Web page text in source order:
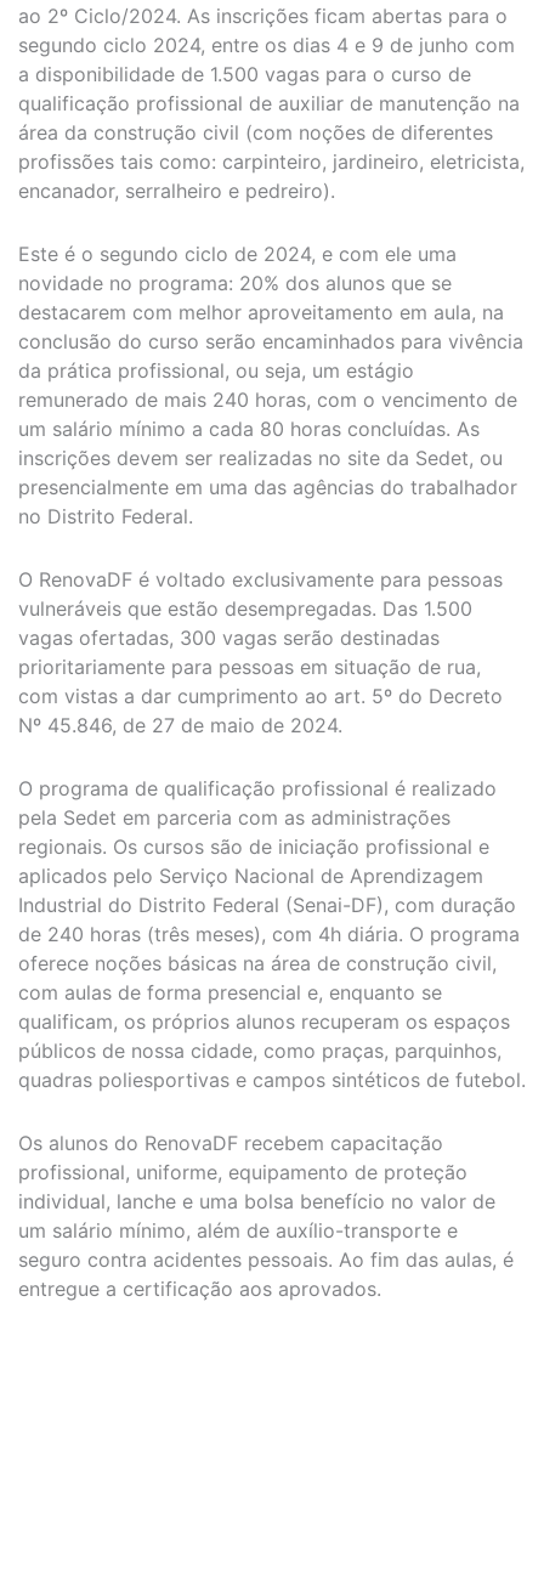
ao 2º Ciclo/2024. As inscrições ficam abertas para o
segundo ciclo 2024, entre os dias 4 e 9 de junho com
a disponibilidade de 1.500 vagas para o curso de
qualificação profissional de auxiliar de manutenção na
área da construção civil (com noções de diferentes
profissões tais como: carpinteiro, jardineiro, eletricista,
encanador, serralheiro e pedreiro).
Este é o segundo ciclo de 2024, e com ele uma
novidade no programa: 20% dos alunos que se
destacarem com melhor aproveitamento em aula, na
conclusão do curso serão encaminhados para vivência
da prática profissional, ou seja, um estágio
remunerado de mais 240 horas, com o vencimento de
um salário mínimo a cada 80 horas concluídas. As
inscrições devem ser realizadas no site da Sedet, ou
presencialmente em uma das agências do trabalhador
no Distrito Federal.
O RenovaDF é voltado exclusivamente para pessoas
vulneráveis que estão desempregadas. Das 1.500
vagas ofertadas, 300 vagas serão destinadas
prioritariamente para pessoas em situação de rua,
com vistas a dar cumprimento ao art. 5º do Decreto
Nº 45.846, de 27 de maio de 2024.
O programa de qualificação profissional é realizado
pela Sedet em parceria com as administrações
regionais. Os cursos são de iniciação profissional e
aplicados pelo Serviço Nacional de Aprendizagem
Industrial do Distrito Federal (Senai-DF), com duração
de 240 horas (três meses), com 4h diária. O programa
oferece noções básicas na área de construção civil,
com aulas de forma presencial e, enquanto se
qualificam, os próprios alunos recuperam os espaços
públicos de nossa cidade, como praças, parquinhos,
quadras poliesportivas e campos sintéticos de futebol.
Os alunos do RenovaDF recebem capacitação
profissional, uniforme, equipamento de proteção
individual, lanche e uma bolsa benefício no valor de
um salário mínimo, além de auxílio-transporte e
seguro contra acidentes pessoais. Ao fim das aulas, é
entregue a certificação aos aprovados.